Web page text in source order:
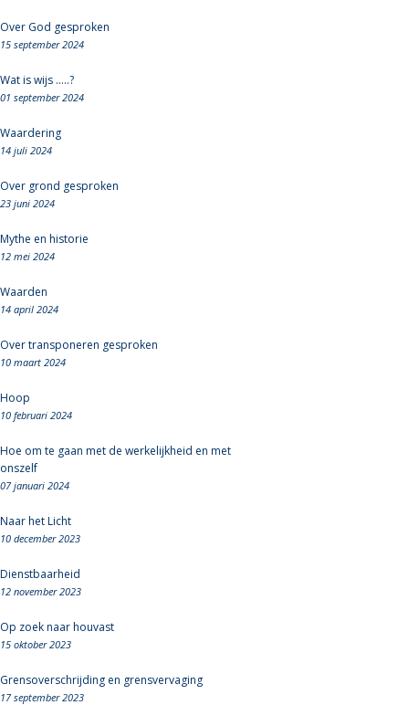
Over God gesproken
15 september 2024
Wat is wijs .....?
01 september 2024
Waardering
14 juli 2024
Over grond gesproken
23 juni 2024
Mythe en historie
12 mei 2024
Waarden
14 april 2024
Over transponeren gesproken
10 maart 2024
Hoop
10 februari 2024
Hoe om te gaan met de werkelijkheid en met
onszelf
07 januari 2024
Naar het Licht
10 december 2023
Dienstbaarheid
12 november 2023
Op zoek naar houvast
15 oktober 2023
Grensoverschrijding en grensvervaging
17 september 2023